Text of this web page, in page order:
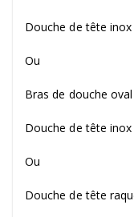
Douche de tête
Ou
Bras de douche
Douche de tête
Ou
Douche de tête